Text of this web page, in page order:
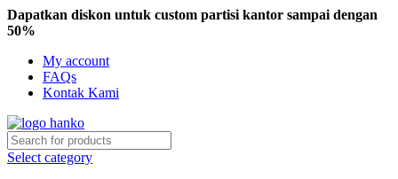
Dapatkan diskon untuk custom partisi kantor sampai dengan
50%
My account
FAQs
Kontak Kami
Select category